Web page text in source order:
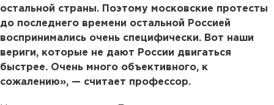
остальной страны. Поэтому московские протесты
до последнего времени остальной Россией
воспринимались очень специфически. Вот наши
вериги, которые не дают России двигаться
быстрее. Очень много объективного, к
сожалению», — считает профессор.